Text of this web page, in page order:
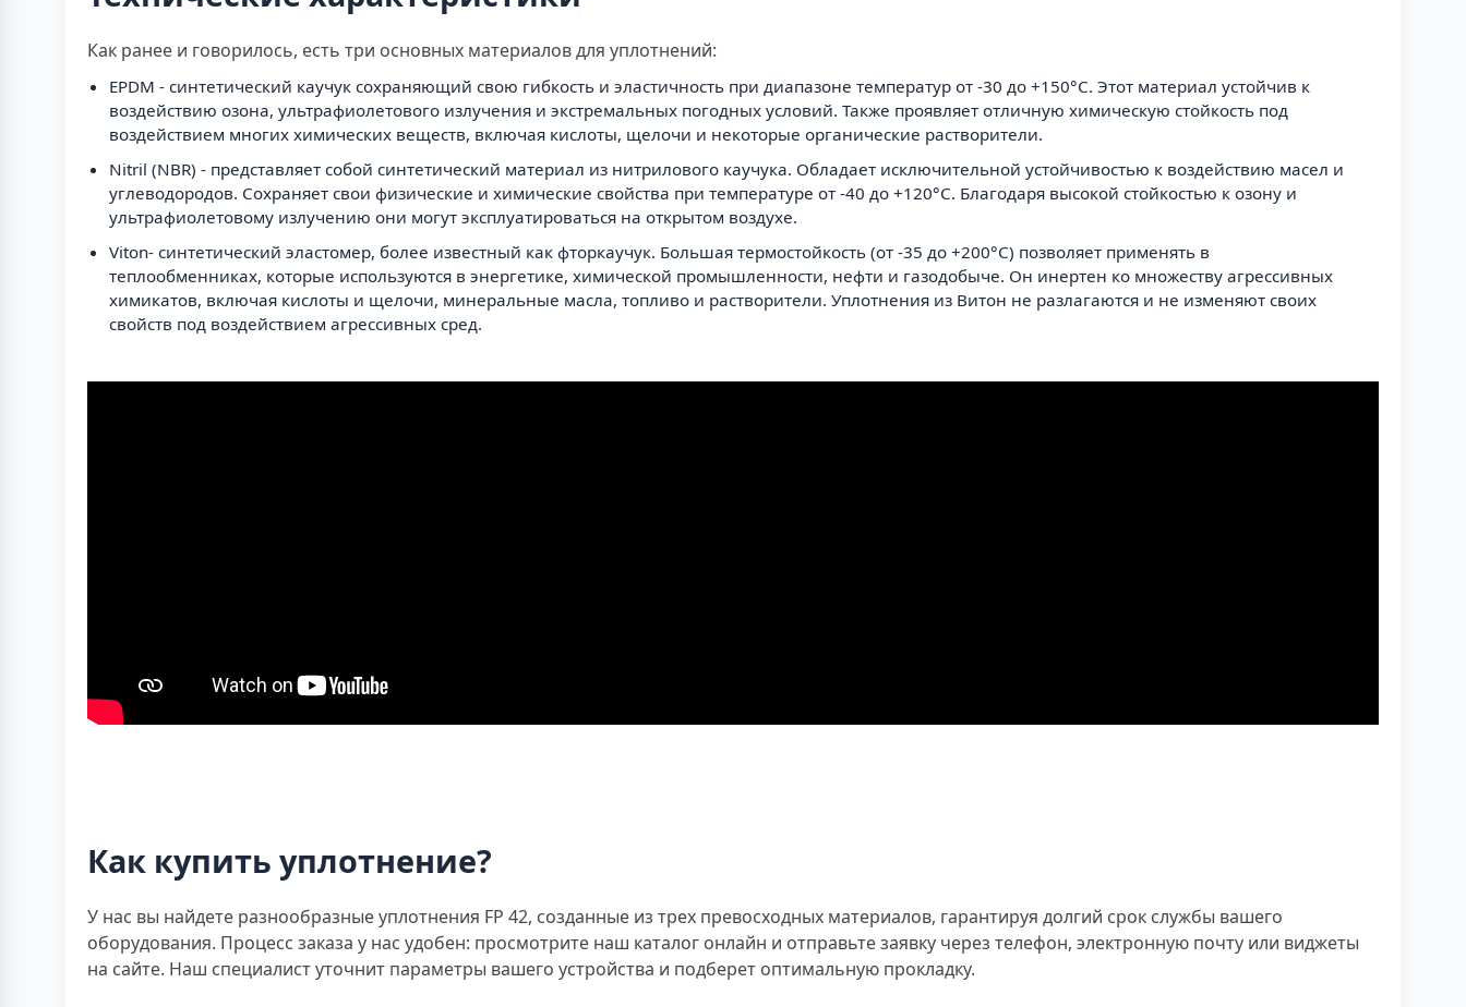
Как ранее и говорилось, есть три основных материалов для уплотнений:
EPDM - синтетический каучук сохраняющий свою гибкость и эластичность при диапазоне температур от -30 до +150°C. Этот материал устойчив к
воздействию озона, ультрафиолетового излучения и экстремальных погодных условий. Также проявляет отличную химическую стойкость под
воздействием многих химических веществ, включая кислоты, щелочи и некоторые органические растворители.
Nitril (NBR) - представляет собой синтетический материал из нитрилового каучука. Обладает исключительной устойчивостью к воздействию масел и
углеводородов. Сохраняет свои физические и химические свойства при температуре от -40 до +120°C. Благодаря высокой стойкостью к озону и
ультрафиолетовому излучению они могут эксплуатироваться на открытом воздухе.
Viton- синтетический эластомер, более известный как фторкаучук. Большая термостойкость (от -35 до +200°C) позволяет применять в
теплообменниках, которые используются в энергетике, химической промышленности, нефти и газодобыче. Он инертен ко множеству агрессивных
химикатов, включая кислоты и щелочи, минеральные масла, топливо и растворители. Уплотнения из Витон не разлагаются и не изменяют своих
свойств под воздействием агрессивных сред.
Как купить уплотнение?
У нас вы найдете разнообразные уплотнения FP 42, созданные из трех превосходных материалов, гарантируя долгий срок службы вашего
оборудования. Процесс заказа у нас удобен: просмотрите наш каталог онлайн и отправьте заявку через телефон, электронную почту или виджеты
на сайте. Наш специалист уточнит параметры вашего устройства и подберет оптимальную прокладку.